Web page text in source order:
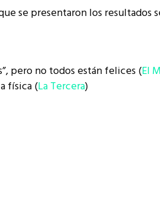
se presentaron los resultados
pero no todos están felices (El
física (La Tercera)